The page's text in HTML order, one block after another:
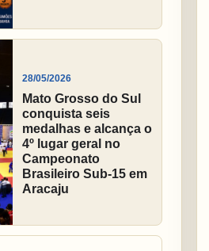
28/05/2026
Mato Grosso do Sul
conquista seis
medalhas e alcança o
4º lugar geral no
Campeonato
Brasileiro Sub-15 em
Aracaju